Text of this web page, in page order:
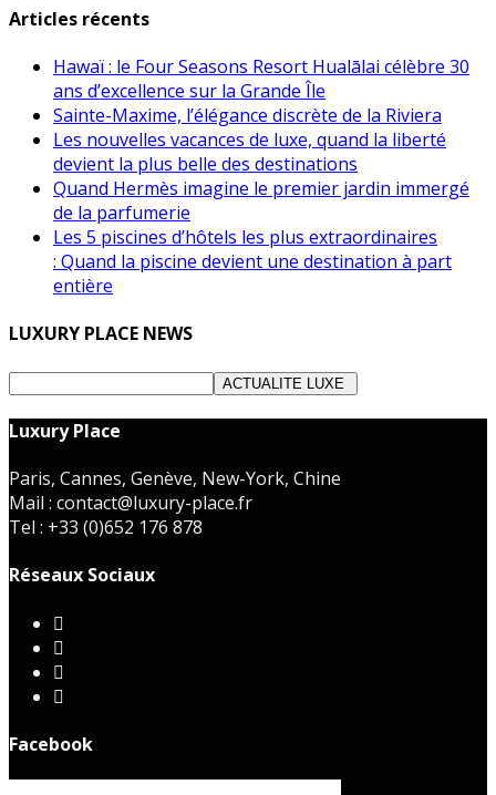
Articles récents
Hawaï : le Four Seasons Resort Hualālai célèbre 30
ans d’excellence sur la Grande Île
Sainte-Maxime, l’élégance discrète de la Riviera
Les nouvelles vacances de luxe, quand la liberté
devient la plus belle des destinations
Quand Hermès imagine le premier jardin immergé
de la parfumerie
Les 5 piscines d’hôtels les plus extraordinaires
: Quand la piscine devient une destination à part
entière
LUXURY PLACE NEWS
Luxury Place
Paris, Cannes, Genève, New-York, Chine
Mail : contact@luxury-place.fr
Tel : +33 (0)652 176 878
Réseaux Sociaux
Facebook